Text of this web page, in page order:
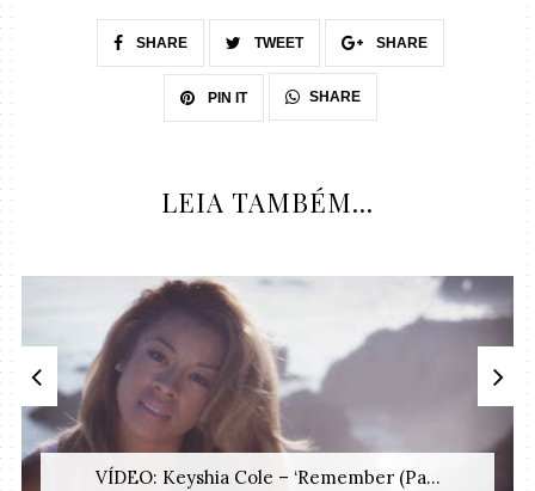
SHARE TWEET SHARE
PIN IT SHARE
LEIA TAMBÉM...
VÍDEO: Keyshia Cole – ‘Remember (Pa...